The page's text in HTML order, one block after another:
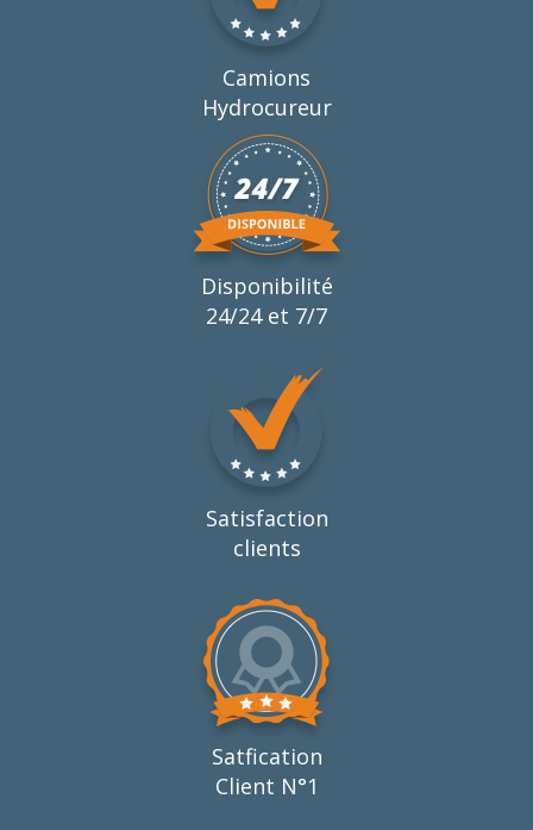
Camions
Hydrocureur
Disponibilité
24/24 et 7/7
Satisfaction
clients
Satfication
Client N°1